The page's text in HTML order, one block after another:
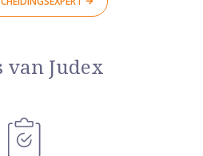
van Judex